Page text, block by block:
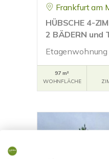
Frankfurt am
HÜBSCHE 4-
2 BÄDERN und
Etagenwohnung
97 m²
WOHNFLÄCHE